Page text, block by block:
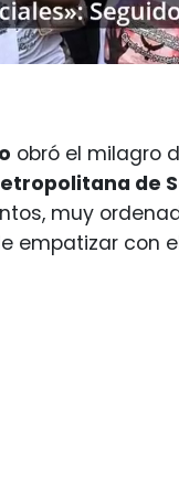
obró el milagro
de
muy
empatizar con